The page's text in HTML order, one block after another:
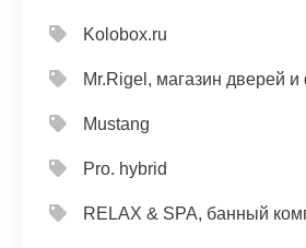
Kolobox.ru
Mr.Rigel, магазин дверей
Mustang
Pro. hybrid
RELAX & SPA, банный